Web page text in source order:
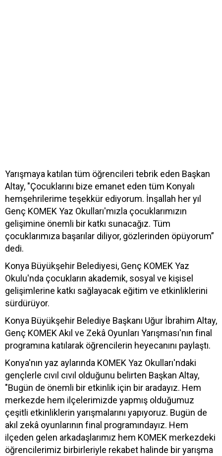
Yarışmaya katılan tüm öğrencileri tebrik eden Başkan
Altay, "Çocuklarını bize emanet eden tüm Konyalı
hemşehrilerime teşekkür ediyorum. İnşallah her yıl
Genç KOMEK Yaz Okulları'mızla çocuklarımızın
gelişimine önemli bir katkı sunacağız. Tüm
çocuklarımıza başarılar diliyor, gözlerinden öpüyorum”
dedi.
Konya Büyükşehir Belediyesi, Genç KOMEK Yaz
Okulu'nda çocukların akademik, sosyal ve kişisel
gelişimlerine katkı sağlayacak eğitim ve etkinliklerini
sürdürüyor.
Konya Büyükşehir Belediye Başkanı Uğur İbrahim Altay,
Genç KOMEK Akıl ve Zekâ Oyunları Yarışması'nın final
programına katılarak öğrencilerin heyecanını paylaştı.
Konya'nın yaz aylarında KOMEK Yaz Okulları'ndaki
gençlerle cıvıl cıvıl olduğunu belirten Başkan Altay,
"Bugün de önemli bir etkinlik için bir aradayız. Hem
merkezde hem ilçelerimizde yapmış olduğumuz
çeşitli etkinliklerin yarışmalarını yapıyoruz. Bugün de
akıl zekâ oyunlarının final programındayız. Hem
ilçeden gelen arkadaşlarımız hem KOMEK merkezdeki
öğrencilerimiz birbirleriyle rekabet halinde bir yarışma